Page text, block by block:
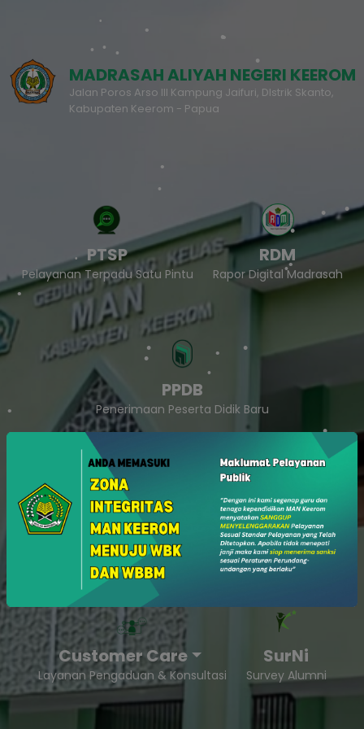
MADRASAH ALIYAH NEGERI KEEROM
Jalan Poros Arso III Kampung Jaifuri, DIstrik Skanto,
Kabupaten Keerom - Papua
PTSP
Pelayanan Terpadu Satu Pintu
RDM
Rapor Digital Madrasah
PPDB
Penerimaan Peserta Didik Baru
SukaSam
Survey Kepuasan Masyarakat
Customer Care
Layanan Pengaduan & Konsultasi
SurNi
Survey Alumni